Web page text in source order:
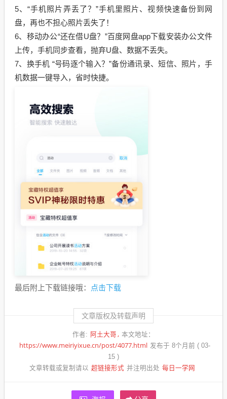
5、“手机照片弄丢了？”手机里照片、视频快速备份到网
盘，再也不担心照片丢失了！
6、移动办公“还在借U盘？”百度网盘app下载安装办公文件
上传，手机同步查看，抛弃U盘、数据不丢失。
7、换手机 “号码逐个输入？”备份通讯录、短信、照片，手
机数据一键导入，省时快捷。
最后附上下载链接哦： 点击下载
文章版权及转载声明
作者: 阿土大哥 本文地址：
https://www.meiriyixue.cn/post/4077.html 发布于 8个月前 ( 03-
15 )
文章转载或复制请以 超链接形式 并注明出处 每日一学网